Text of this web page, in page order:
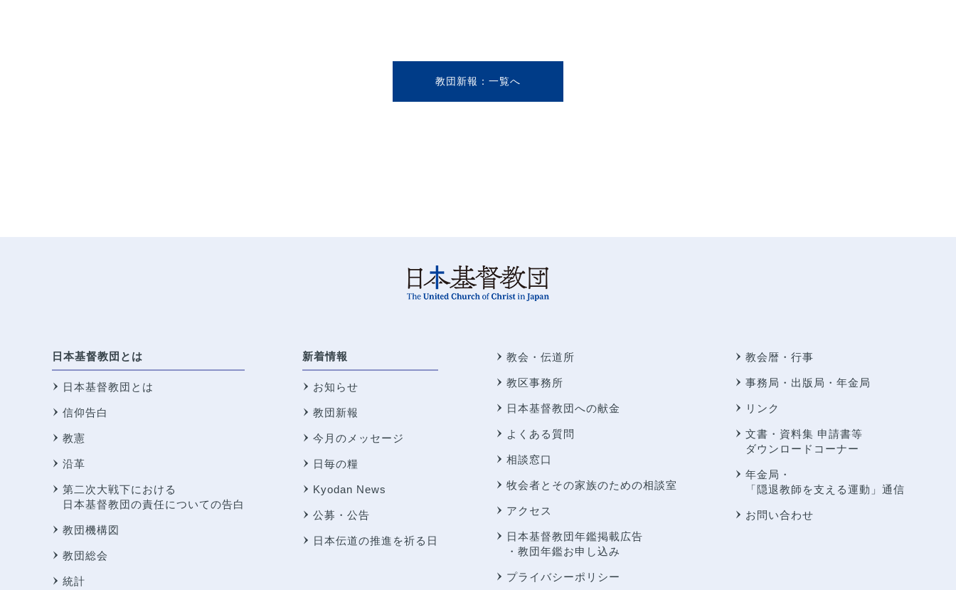
教団新報
日本基督教団とは
日本基督教団とは
信仰告白
教憲
沿革
第二次大戦下における
日本基督教団の責任についての告白
教団機構図
教団総会
統計
新着情報
お知らせ
教団新報
今月のメッセージ
日毎の糧
Kyodan News
公募・公告
日本伝道の推進を祈る日
教会・伝道所
教区事務所
日本基督教団への献金
よくある質問
相談窓口
牧会者とその家族のための相談室
アクセス
日本基督教団年鑑掲載広告
・教団年鑑お申し込み
プライバシーポリシー
教会暦・行事
事務局・出版局・年金局
リンク
文書・資料集 申請書等
ダウンロードコーナー
年金局・
「隠退教師を支える運動」通信
お問い合わせ